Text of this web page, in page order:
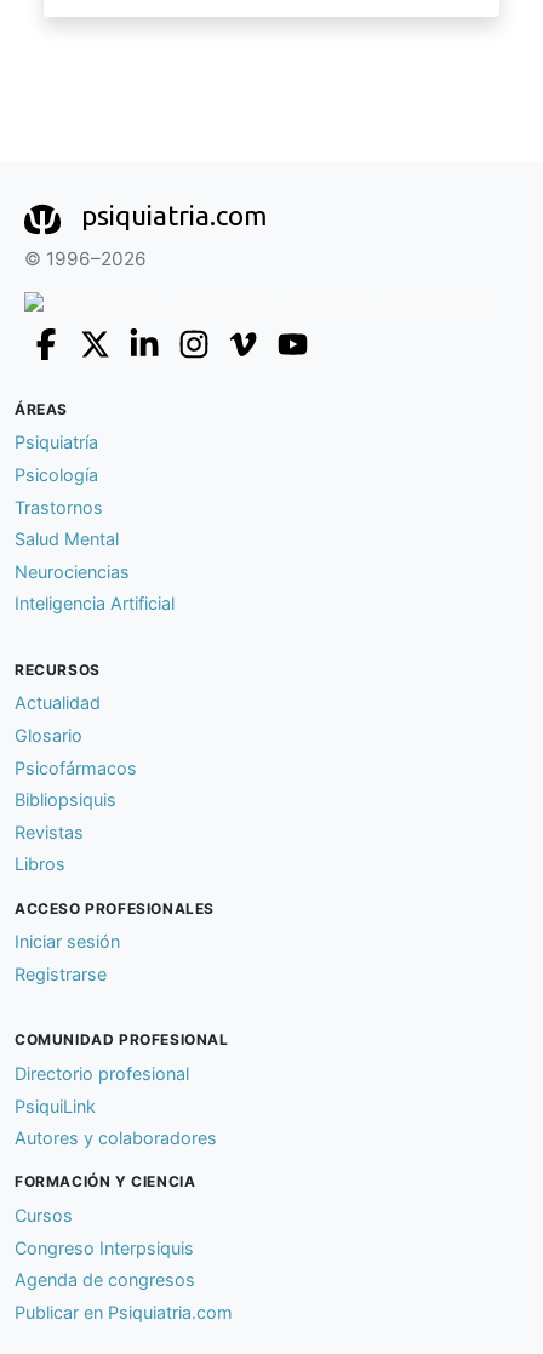
psiquiatria.com
© 1996–2026
ÁREAS
Psiquiatría
Psicología
Trastornos
Salud Mental
Neurociencias
Inteligencia Artificial
RECURSOS
Actualidad
Glosario
Psicofármacos
Bibliopsiquis
Revistas
Libros
ACCESO PROFESIONALES
Iniciar sesión
Registrarse
COMUNIDAD PROFESIONAL
Directorio profesional
PsiquiLink
Autores y colaboradores
FORMACIÓN Y CIENCIA
Cursos
Congreso Interpsiquis
Agenda de congresos
Publicar en Psiquiatria.com